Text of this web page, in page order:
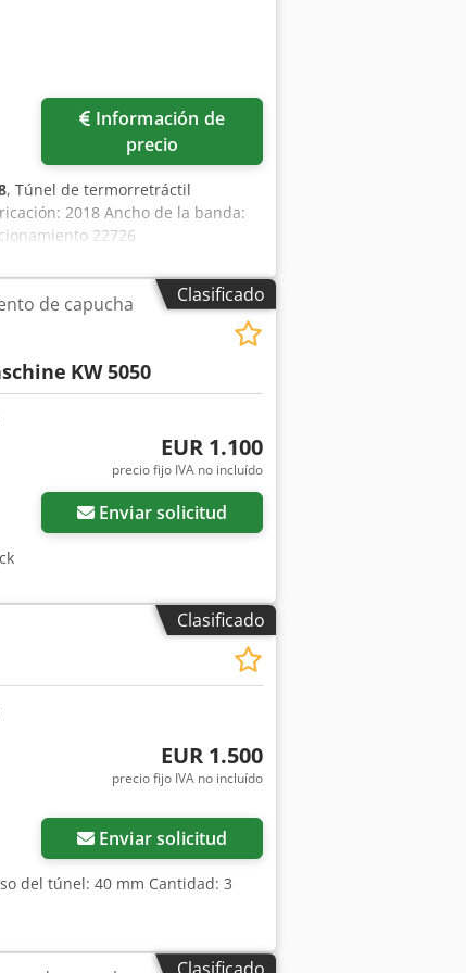
Las visitas y
Garantía de
precio
, Túnel de termorretráctil
2018 Ancho de la banda:
22726
Clasificado
de capucha
KW 5050
EUR 1.100
precio fijo IVA no incluído
Enviar solicitud
Clasificado
EUR 1.500
precio fijo IVA no incluído
Enviar solicitud
del túnel: 40 mm Cantidad: 3